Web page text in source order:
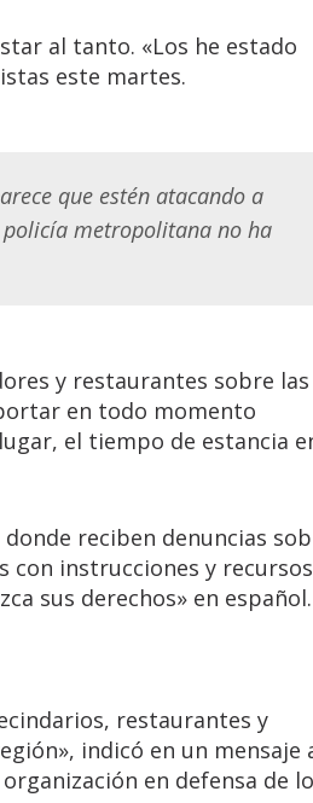
al tanto. «Los he estado
este martes.
que estén atacando a
policía metropolitana no ha
y restaurantes sobre las
en todo momento
el tiempo de estancia
reciben denuncias
con instrucciones y recursos
sus derechos» en español.
restaurantes y
indicó en un mensaje
en defensa de